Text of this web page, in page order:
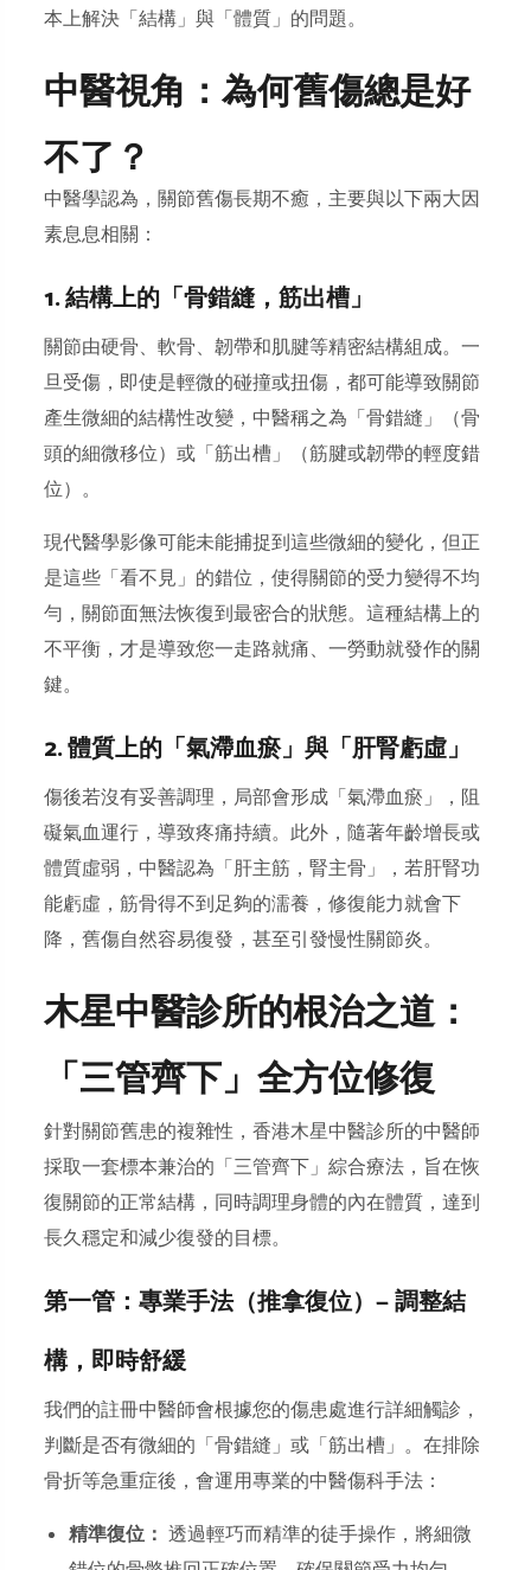
本上解決「結構」與「體質」的問題。
中醫視角：為何舊傷總是好
不了？
中醫學認為，關節舊傷長期不癒，主要與以下兩大因
素息息相關：
1. 結構上的「骨錯縫，筋出槽」
關節由硬骨、軟骨、韌帶和肌腱等精密結構組成。一
旦受傷，即使是輕微的碰撞或扭傷，都可能導致關節
產生微細的結構性改變，中醫稱之為「骨錯縫」（骨
頭的細微移位）或「筋出槽」（筋腱或韌帶的輕度錯
位）。
現代醫學影像可能未能捕捉到這些微細的變化，但正
是這些「看不見」的錯位，使得關節的受力變得不均
勻，關節面無法恢復到最密合的狀態。這種結構上的
不平衡，才是導致您一走路就痛、一勞動就發作的關
鍵。
2. 體質上的「氣滯血瘀」與「肝腎虧虛」
傷後若沒有妥善調理，局部會形成「氣滯血瘀」，阻
礙氣血運行，導致疼痛持續。此外，隨著年齡增長或
體質虛弱，中醫認為「肝主筋，腎主骨」，若肝腎功
能虧虛，筋骨得不到足夠的濡養，修復能力就會下
降，舊傷自然容易復發，甚至引發慢性關節炎。
木星中醫診所的根治之道：
「三管齊下」全方位修復
針對關節舊患的複雜性，香港木星中醫診所的中醫師
採取一套標本兼治的「三管齊下」綜合療法，旨在恢
復關節的正常結構，同時調理身體的內在體質，達到
長久穩定和減少復發的目標。
第一管：專業手法（推拿復位）— 調整結
構，即時舒緩
我們的註冊中醫師會根據您的傷患處進行詳細觸診，
判斷是否有微細的「骨錯縫」或「筋出槽」。在排除
骨折等急重症後，會運用專業的中醫傷科手法：
精準復位： 透過輕巧而精準的徒手操作，將細微